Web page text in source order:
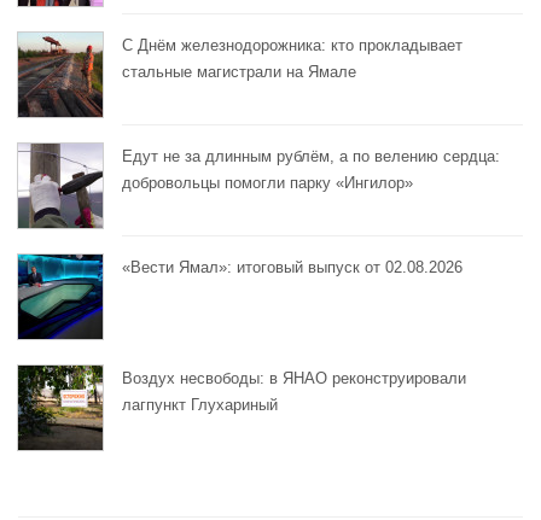
С Днём железнодорожника: кто прокладывает
стальные магистрали на Ямале
Едут не за длинным рублём, а по велению сердца:
добровольцы помогли парку «Ингилор»
«Вести Ямал»: итоговый выпуск от 02.08.2026
Воздух несвободы: в ЯНАО реконструировали
лагпункт Глухариный